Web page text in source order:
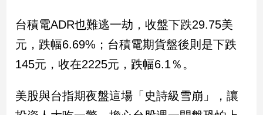
點
兩
岸/
社
台積電ADR也難逃一劫，收盤下跌29.75美
元，跌幅6.69%；台積電期貨盤後則是下跌
145元，收在2225元，跌幅6.1％。
美股與台指期夜盤這場「史詩級雪崩」，讓